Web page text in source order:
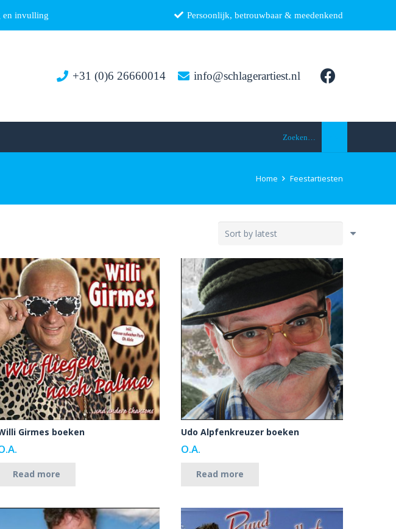
en invulling Persoonlijk, betrouwbaar & meedenkend
+31 (0)6 26660014 info@schlagerartiest.nl
Zoeken…
Home Feestartiesten
Girmes boeken
Read more
Udo Alpfenkreuzer boeken
O.A.
Read more